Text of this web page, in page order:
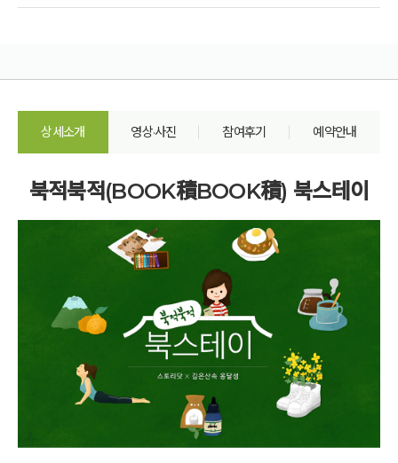
상세소개 영상·사진 참여후기 예약안내
북적북적(BOOK積BOOK積) 북스테이